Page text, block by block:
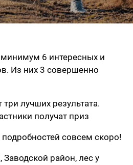
6 интересных и
Из них 3 совершенно
лучших результата.
получат приз
совсем скоро!
район, лес у